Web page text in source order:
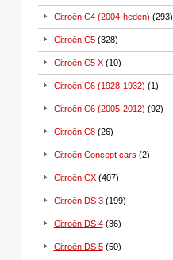
Citroën C4 (2004-heden) (293)
Citroën C5(328)
Citroën C5 X(10)
Citroën C6 (1928-1932) (1)
Citroën C6 (2005-2012) (92)
Citroën C8(26)
Citroën Concept cars (2)
Citroën CX(407)
Citroën DS 3(199)
Citroën DS 4(36)
Citroën DS 5(50)